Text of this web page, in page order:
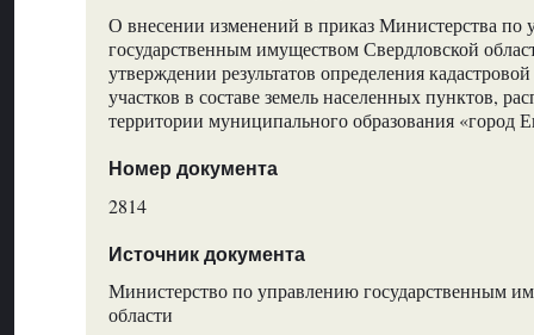
О внесении изменений в приказ Министерства по
государственным имуществом Свердловской
утверждении результатов определения
участков в составе земель населенных пунктов,
территории муниципального образования «город
Номер документа
2814
Источник документа
Министерство по управлению государственным
области